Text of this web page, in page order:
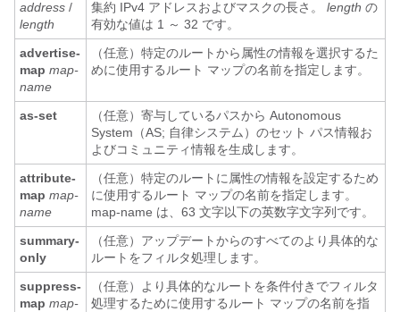
address /
length
集約 IPv4 アドレスおよびマスクの長さ。 length の
有効な値は 1 ～ 32 です。
advertise-
map map-
name
（任意）特定のルートから属性の情報を選択するた
めに使用するルート マップの名前を指定します。
as-set
（任意）寄与しているパスから Autonomous
System（AS; 自律システム）のセット パス情報お
よびコミュニティ情報を生成します。
attribute-
map map-
name
（任意）特定のルートに属性の情報を設定するため
に使用するルート マップの名前を指定します。
map-name は、63 文字以下の英数字文字列です。
summary-
only
（任意）アップデートからのすべてのより具体的な
ルートをフィルタ処理します。
suppress-
map map-
（任意）より具体的なルートを条件付きでフィルタ
処理するために使用するルート マップの名前を指